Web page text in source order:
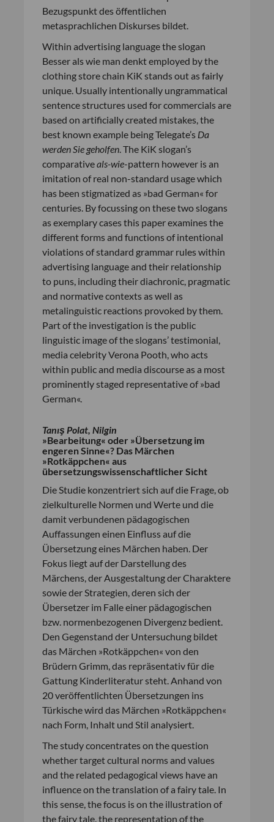
Bezugspunkt des öffentlichen
metasprachlichen Diskurses bildet.
Within advertising language the slogan
Besser als wie man denkt employed by the
clothing store chain KiK stands out as fairly
unique. Usually intentionally ungrammatical
sentence structures used for commercials are
based on artificially created mistakes, the
best known example being Telegate’s Da
werden Sie geholfen. The KiK slogan’s
comparativeals-wie-pattern however is an
imitation of real non-standard usage which
has been stigmatized as »bad German« for
centuries. By focussing on these two slogans
as exemplary cases this paper examines the
different forms and functions of intentional
violations of standard grammar rules within
advertising language and their relationship
to puns, including their diachronic, pragmatic
and normative contexts as well as
metalinguistic reactions provoked by them.
Part of the investigation is the public
linguistic image of the slogans’ testimonial,
media celebrity Verona Pooth, who acts
within public and media discourse as a most
prominently staged representative of »bad
German«.
Tanış Polat, Nilgin
»Bearbeitung« oder »Übersetzung im
engeren Sinne«? Das Märchen
»Rotkäppchen« aus
übersetzungswissenschaftlicher Sicht
Die Studie konzentriert sich auf die Frage, ob
zielkulturelle Normen und Werte und die
damit verbundenen pädagogischen
Auffassungen einen Einfluss auf die
Übersetzung eines Märchen haben. Der
Fokus liegt auf der Darstellung des
Märchens, der Ausgestaltung der Charaktere
sowie der Strategien, deren sich der
Übersetzer im Falle einer pädagogischen
bzw. normenbezogenen Divergenz bedient.
Den Gegenstand der Untersuchung bildet
das Märchen »Rotkäppchen« von den
Brüdern Grimm, das repräsentativ für die
Gattung Kinderliteratur steht. Anhand von
20 veröffentlichten Übersetzungen ins
Türkische wird das Märchen »Rotkäppchen«
nach Form, Inhalt und Stil analysiert.
The study concentrates on the question
whether target cultural norms and values
and the related pedagogical views have an
influence on the translation of a fairy tale. In
this sense, the focus is on the illustration of
the fairy tale, the representation of the